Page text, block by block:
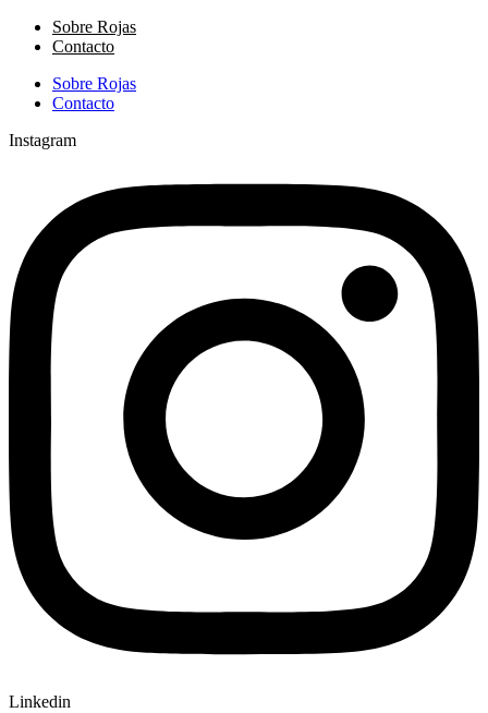
Sobre Rojas
Contacto
Sobre Rojas
Contacto
Instagram
Linkedin